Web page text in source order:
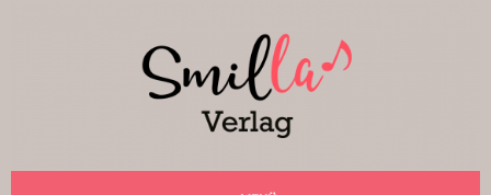
Smilla Verlag
24 Weihnachtsfantasien